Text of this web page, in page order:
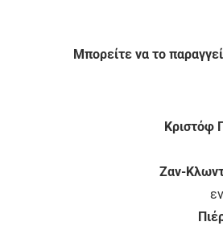
Μπορείτε να το
Κριστόφ
Ζαν-